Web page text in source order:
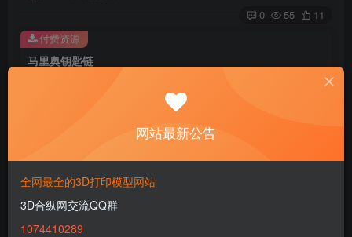
0 55 11
马里奥钥匙链
100
免费
付费资源
网站最新公告
全网最全的3D打印模型网站
3D合纵网交流QQ群
1074410289